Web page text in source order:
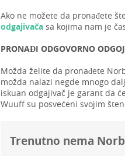
Ako ne možete da pronađete
odgajivača sa kojima nam je
PRONAĐI ODGOVORNO
Možda želite da pronađete
možda nalazi negde mnogo
iskuan odgajivač je garant da
Wuuff su posvećeni svojim
Trenutno nema